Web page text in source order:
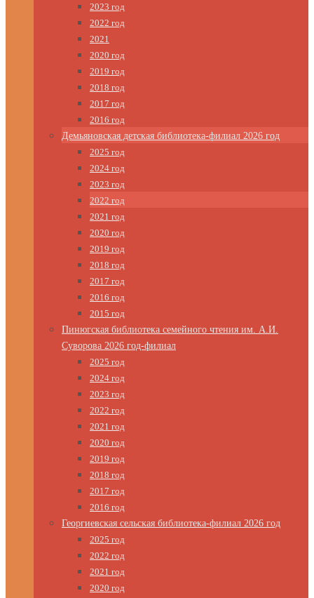
2023 год
2022 год
2021
2020 год
2019 год
2018 год
2017 год
2016 год
Демьяновская детская библиотека-филиал 2026 год
2025 год
2024 год
2023 год
2022 год
2021 год
2020 год
2019 год
2018 год
2017 год
2016 год
2015 год
Пинюгская библиотека семейного чтения им. А.И.
Суворова 2026 год-филиал
2025 год
2024 год
2023 год
2022 год
2021 год
2020 год
2019 год
2018 год
2017 год
2016 год
Георгиевская сельская библиотека-филиал 2026 год
2025 год
2022 год
2021 год
2020 год